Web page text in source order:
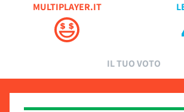
MULTIPLAYER.IT
IL TUO VOTO